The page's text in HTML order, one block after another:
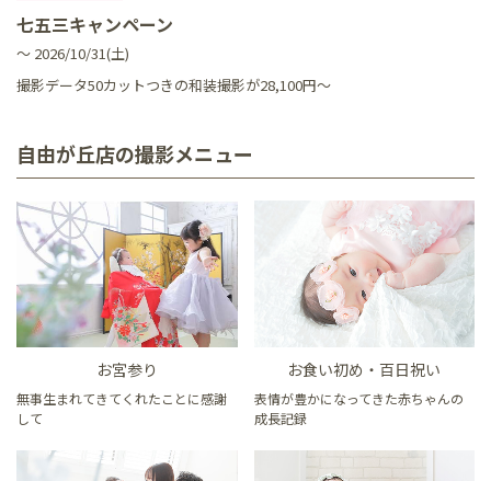
七五三キャンペーン
～ 2026/10/31(土)
撮影データ50カットつきの和装撮影が28,100円～
自由が丘店の撮影メニュー
お宮参り
無事生まれてきてくれたことに感謝
して
お食い初め・百日祝い
表情が豊かになってきた赤ちゃんの
成長記録